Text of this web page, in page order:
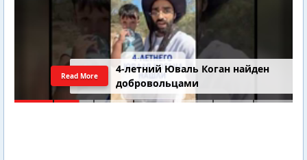
4-летний Юваль Коган найден
добровольцами
Read More